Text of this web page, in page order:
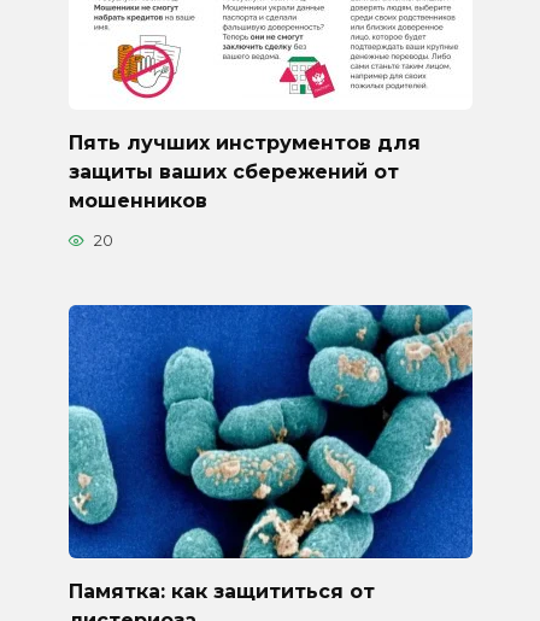
Пять лучших инструментов для
защиты ваших сбережений от
мошенников
20
Памятка: как защититься от